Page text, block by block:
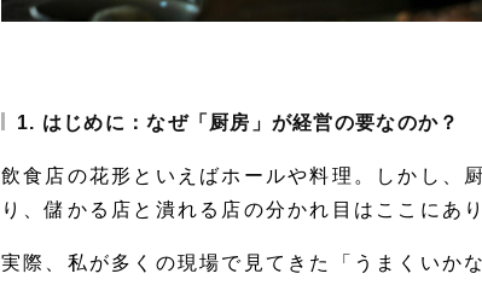
1. はじめに：なぜ「厨房」が経営の要なのか？
飲食店の花形といえばホールや料理。しかし、
り、儲かる店と潰れる店の分かれ目 はここにあ
実際、私が多くの現場で見てきた「うまくいか